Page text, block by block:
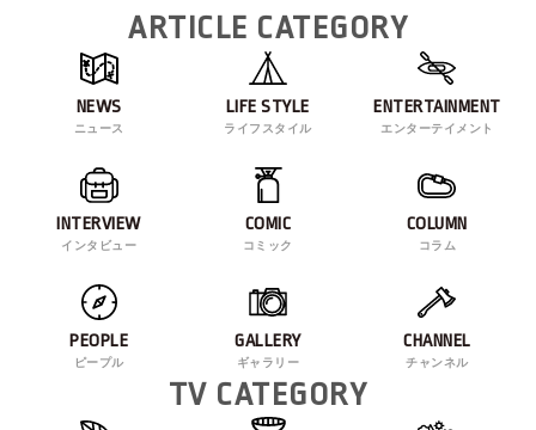
ARTICLE CATEGORY
NEWS
ニュース
LIFE STYLE
ライフスタイル
ENTERTAINMENT
エンターテイメント
INTERVIEW
インタビュー
COMIC
コミック
COLUMN
コラム
PEOPLE
ピープル
GALLERY
ギャラリー
CHANNEL
チャンネル
TV CATEGORY